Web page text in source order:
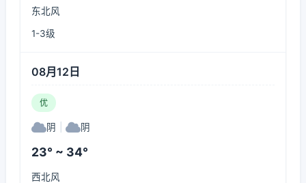
东北风
1-3级
08月12日
优
阴 阴
23° ~ 34°
西北风